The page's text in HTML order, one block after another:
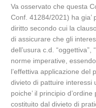
Va osservato che questa
Conf. 41284/2021) ha gia’
diritto secondo cui la
di assicurare che gli
dell’usura c.d.
norme imperative,
l’effettiva applicazione del
divieto di pattuire interessi
poiche’ il principio
costituito dal divieto di